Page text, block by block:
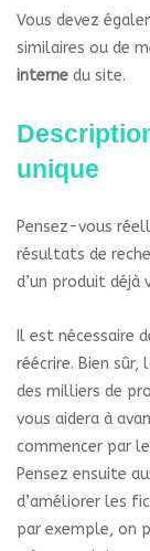
Vous devez
similaires ou de
interne du site.
unique
Pensez-vous
résultats de
d’un produit déjà
Il est nécessaire
réécrire. Bien
des milliers de
vous aidera à
commencer par
Pensez ensuite
d’améliorer les
par exemple, on